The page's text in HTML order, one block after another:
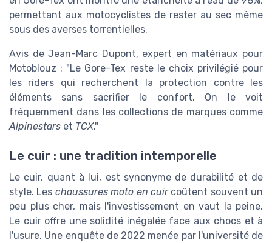
permettant aux motocyclistes de rester au sec même
sous des averses torrentielles.
Avis de Jean-Marc Dupont, expert en matériaux pour
Motoblouz : "Le Gore-Tex reste le choix privilégié pour
les riders qui recherchent la protection contre les
éléments sans sacrifier le confort. On le voit
fréquemment dans les collections de marques comme
Alpinestars et TCX."
Le cuir : une tradition intemporelle
Le cuir, quant à lui, est synonyme de durabilité et de
style. Les chaussures moto en cuircoûtent souvent un
peu plus cher, mais l'investissement en vaut la peine.
Le cuir offre une solidité inégalée face aux chocs et à
l'usure. Une enquête de 2022 menée par l'université de